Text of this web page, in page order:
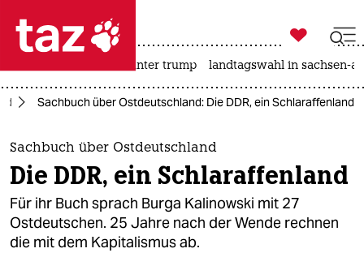
 taz zahl ich
taz zahl ich
themen
politik
öko

taz zahl ich
usa unter trump landtagswahl in sachsen-
Sachbuch über Ostdeutschland: Die DDR, ein Schlaraffenland
Sachbuch über Ostdeutschland
Die DDR, ein Schlaraffenland
Für ihr Buch sprach Burga Kalinowski mit 27
Ostdeutschen. 25 Jahre nach der Wende rechnen
die mit dem Kapitalismus ab.